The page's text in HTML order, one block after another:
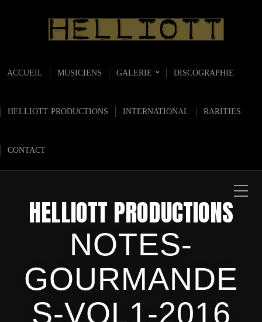
ACCUEIL MUSICIENS GALERIE DISCOGRAPHIE
HELLIOTT PRODUCTIONS INTERNATIONAL RARITIES
CONTACT
HELLIOTT PRODUCTIONS
NOTES-
GOURMANDE
S-VOL1-2016